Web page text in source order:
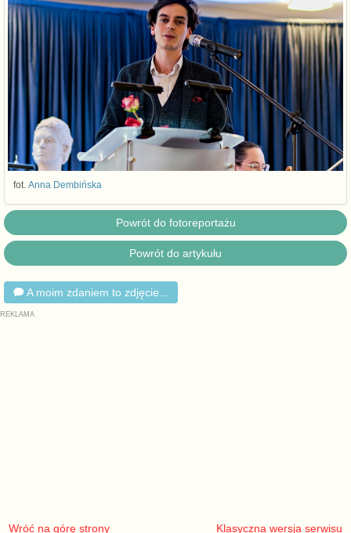
fot. Anna Dembińska
Powrót do fotoreportażu
Powrót do artykułu
A moim zdaniem to zdjęcie...
Wróć na górę strony Klasyczna wersja serwisu